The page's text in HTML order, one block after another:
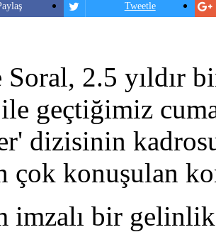
Tweetle
Soral, 2.5 yıldır
geçtiğimiz
dizisinin
çok konuşulan
imzalı bir